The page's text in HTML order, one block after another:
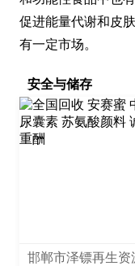
促进能量代谢和皮
有一定市场。
安全与储存